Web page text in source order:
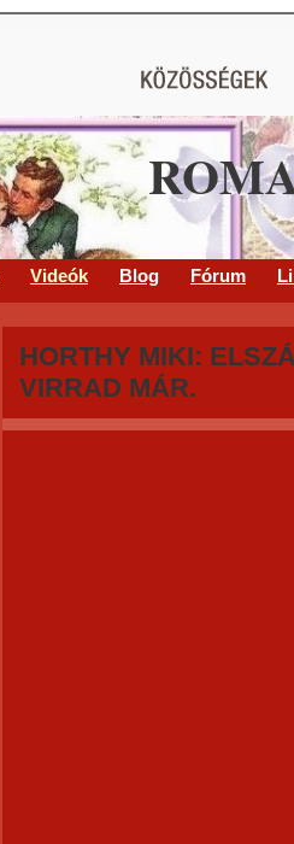
Videók Blog Fórum
HORTHY MIKI:
VIRRAD MÁR.